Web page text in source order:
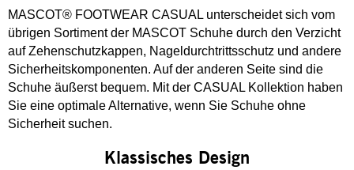
MASCOT® FOOTWEAR CASUAL unterscheidet sich vom
übrigen Sortiment der MASCOT Schuhe durch den Verzicht
auf Zehenschutzkappen, Nageldurchtrittsschutz und andere
Sicherheitskomponenten. Auf der anderen Seite sind die
Schuhe äußerst bequem. Mit der CASUAL Kollektion haben
Sie eine optimale Alternative, wenn Sie Schuhe ohne
Sicherheit suchen.
Klassisches Design